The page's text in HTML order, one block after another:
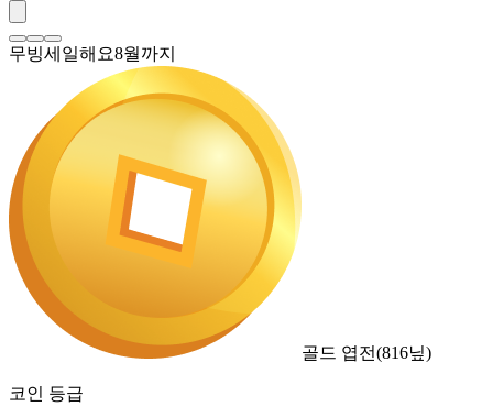
무빙세일해요8월까지
골드 엽전(816닢)
코인 등급